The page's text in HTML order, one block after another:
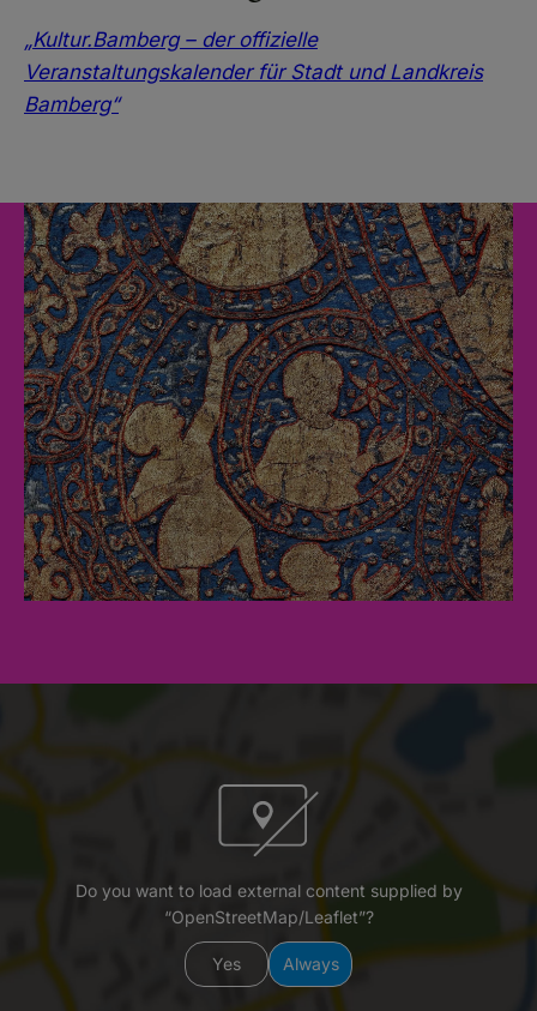
„Kultur.Bamberg – der offizielle
Veranstaltungskalender für Stadt und Landkreis
Bamberg“
Do you want to load external content supplied by
“OpenStreetMap/Leaflet”?
Yes Always